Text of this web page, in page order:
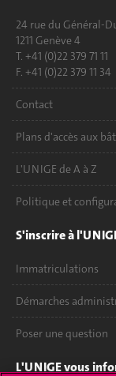
24 rue du Général-
1211 Genève 4
T. +41 (0)22 379 71 11
F. +41 (0)22 379 11 34
Contact
Plans d'accès aux
L'UNIGE de A à Z
Politique et
S'inscrire à
Immatriculations
Démarches
Poser une question
L'UNIGE vous